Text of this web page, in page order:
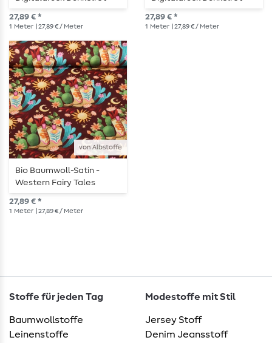
27,89 € *
1 Meter | 27,89 € / Meter
27,89 € *
1 Meter | 27,89 € / Meter
von Albstoffe
Bio Baumwoll-Satin -
Western Fairy Tales
Cowgirls Bordeaux
27,89 € *
1 Meter | 27,89 € / Meter
Stoffe für jeden Tag
Baumwollstoffe
Leinenstoffe
Modestoffe mit Stil
Jersey Stoff
Denim Jeansstoff